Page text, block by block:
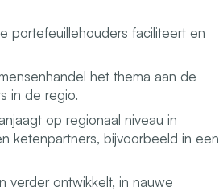
portefeuillehouders faciliteert en
het thema aan de
in de regio.
op regionaal niveau in
ketenpartners, bijvoorbeeld in een
verder ontwikkelt, in nauwe